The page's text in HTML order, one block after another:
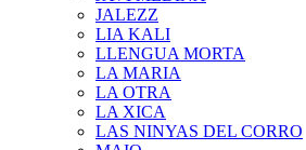
JALEZZ
LIA KALI
LLENGUA MORTA
LA MARIA
LA OTRA
LA XICA
LAS NINYAS DEL CORRO